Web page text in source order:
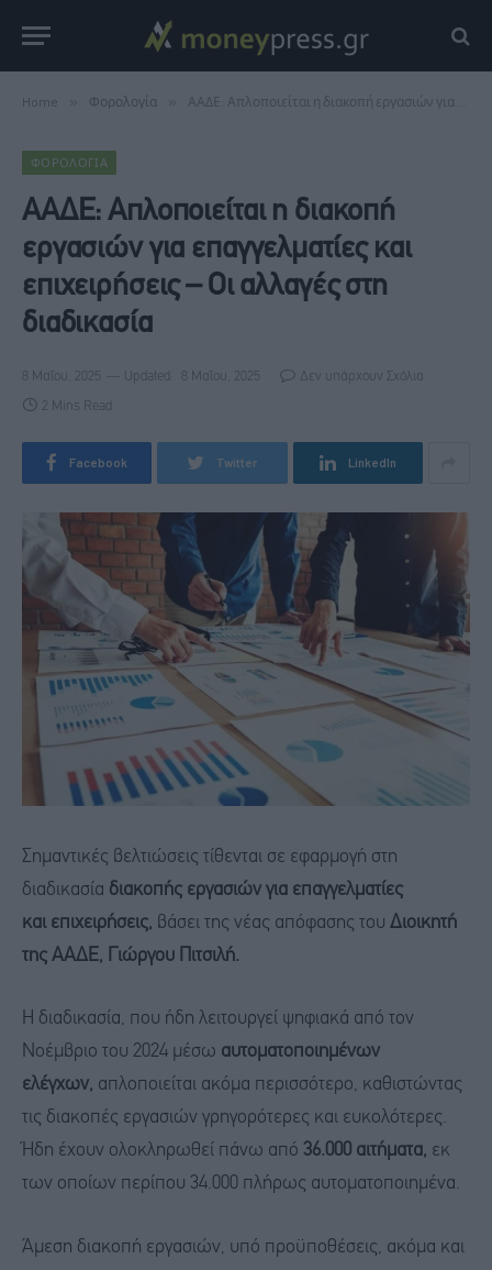
Home Φορολογία ΑΑΔΕ: Απλοποιείται η διακοπή εργασιών για επαγγελματίες και επιχειρήσεις – Οι αλλαγές στη διαδικασία
ΦΟΡΟΛΟΓΊΑ
ΑΑΔΕ: Απλοποιείται η διακοπή
εργασιών για επαγγελματίες και
επιχειρήσεις – Οι αλλαγές στη
διαδικασία
8 Μαΐου, 2025 Updated: 8 Μαΐου, 2025 Δεν υπάρχουν Σχόλια
2 Mins Read
Facebook Twitter LinkedIn
Σημαντικές βελτιώσεις τίθενται σε εφαρμογή στη
διαδικασία διακοπής εργασιών για επαγγελματίες
και επιχειρήσεις, βάσει της νέας απόφασης του Διοικητή
της ΑΑΔΕ, Γιώργου Πιτσιλή.
Η διαδικασία, που ήδη λειτουργεί ψηφιακά από τον
Νοέμβριο του 2024 μέσω αυτοματοποιημένων
ελέγχων, απλοποιείται ακόμα περισσότερο, καθιστώντας
τις διακοπές εργασιών γρηγορότερες και ευκολότερες.
Ήδη έχουν ολοκληρωθεί πάνω από 36.000 αιτήματα, εκ
των οποίων περίπου 34.000 πλήρως αυτοματοποιημένα.
Άμεση διακοπή εργασιών, υπό προϋποθέσεις, ακόμα και